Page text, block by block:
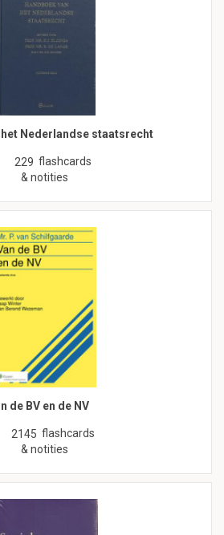
het Nederlandse staatsrecht
229 flashcards
& notities
de BV en de NV
2145 flashcards
& notities